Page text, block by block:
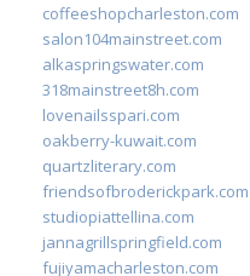
coffeeshopcharleston.com
salon104mainstreet.com
alkaspringswater.com
318mainstreet8h.com
lovenailsspari.com
oakberry-kuwait.com
quartzliterary.com
friendsofbroderickpark.com
studiopiattellina.com
jannagrillspringfield.com
fujiyamacharleston.com